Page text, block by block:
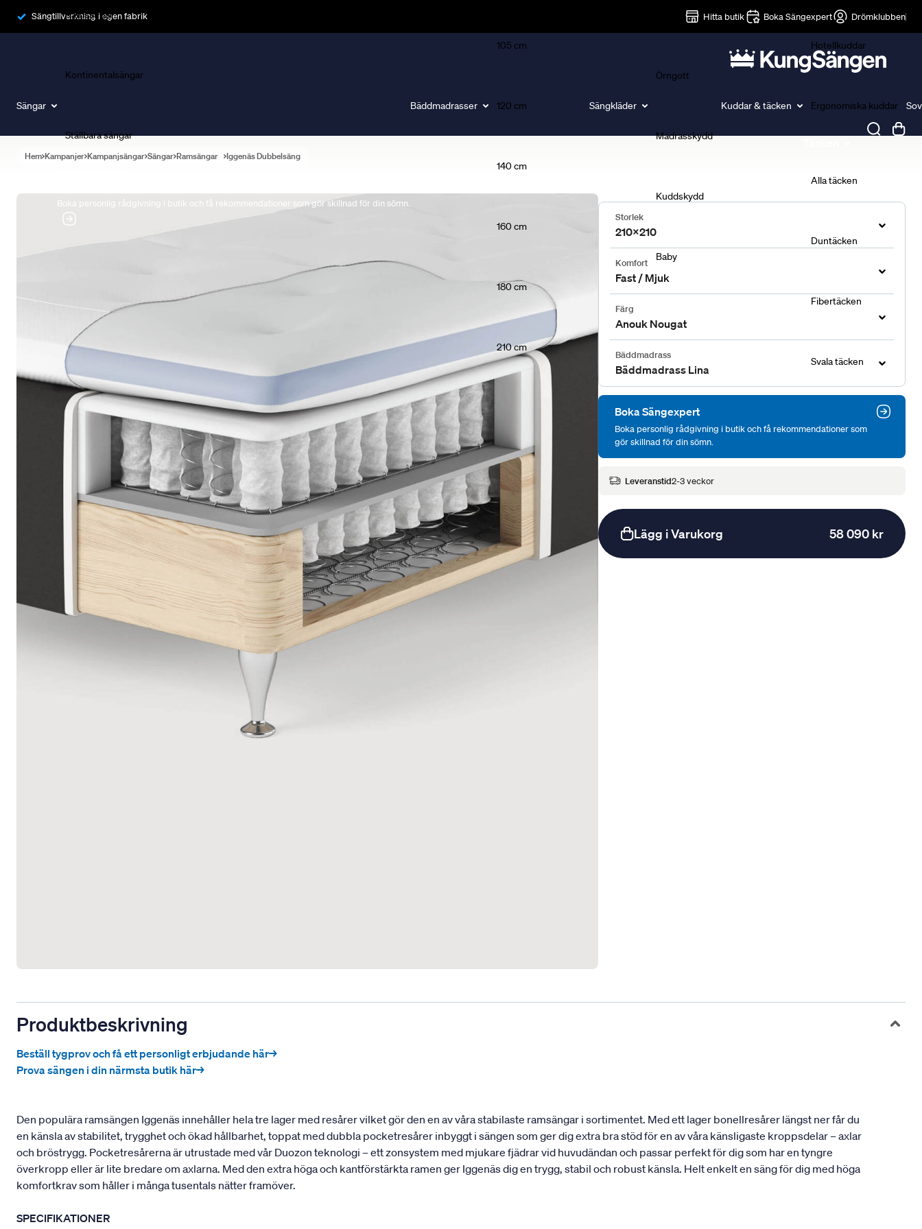
Sängtillverkning i egen fabrik Hitta butik Boka Sängexpert Drömklubben
Sängar
Ramsängar
Kontinentalsängar
Ställbara sängar
Boka personlig rådgivning i butik och få rekommendationer som gör skillnad för din sömn.
Bäddmadrasser
105 cm
120 cm
140 cm
160 cm
180 cm
210 cm
Sängkläder
Örngott
Madrasskydd
Kuddskydd
Baby
Kuddar & täcken
Hotellkuddar
Ergonomiska kuddar
Alla täcken
Duntäcken
Fibertäcken
Svala täcken
Hem Kampanjer Kampanjsängar Sängar Ramsängar Iggenäs Dubbelsäng
Storlek
210x210
Komfort
Fast / Mjuk
Färg
Anouk Nougat
Bäddmadrass
Bäddmadrass Lina
Boka Sängexpert
Boka personlig rådgivning i butik och få rekommendationer som
gör skillnad för din sömn.
Leveranstid2-3 veckor
Lägg i Varukorg 58 090 kr
Produktbeskrivning
Beställ tygprov och få ett personligt erbjudande här→
Prova sängen i din närmsta butik här→
Den populära ramsängen Iggenäs innehåller hela tre lager med resårer vilket gör den en av våra stabilaste ramsängar i sortimentet. Med ett lager bonellresårer längst ner får du
en känsla av stabilitet, trygghet och ökad hållbarhet, toppat med dubbla pocketresårer inbyggt i sängen som ger dig extra bra stöd för en av våra känsligaste kroppsdelar – axlar
och bröstrygg. Pocketresårerna är utrustade med vår Duozon teknologi – ett zonsystem med mjukare fjädrar vid huvudändan och passar perfekt för dig som har en tyngre
överkropp eller är lite bredare om axlarna. Med den extra höga och kantförstärkta ramen ger Iggenäs dig en trygg, stabil och robust känsla. Helt enkelt en säng för dig med höga
komfortkrav som håller i många tusentals nätter framöver.
SPECIFIKATIONER